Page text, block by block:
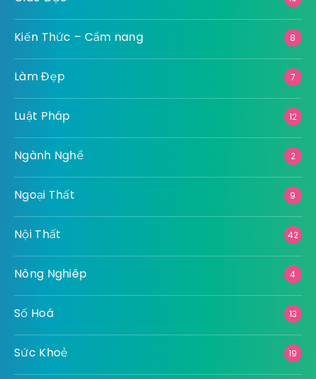
Kiến Thức – Cẩm nang 8
Làm Đẹp 7
Luật Pháp 12
Ngành Nghề 2
Ngoại Thất 9
Nội Thất 42
Nông Nghiêp 4
Số Hoá 13
Sức Khoẻ 19